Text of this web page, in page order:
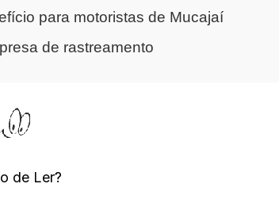
para motoristas de Mucajaí
de rastreamento
de Ler?